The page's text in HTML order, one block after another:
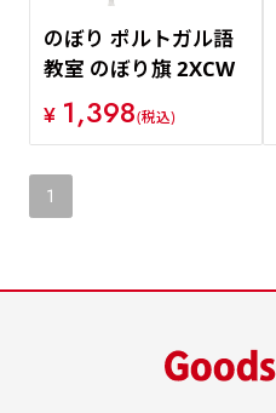
のぼり ポルトガル語
教室 のぼり旗 2XCW
¥ 1,398(税込)
1